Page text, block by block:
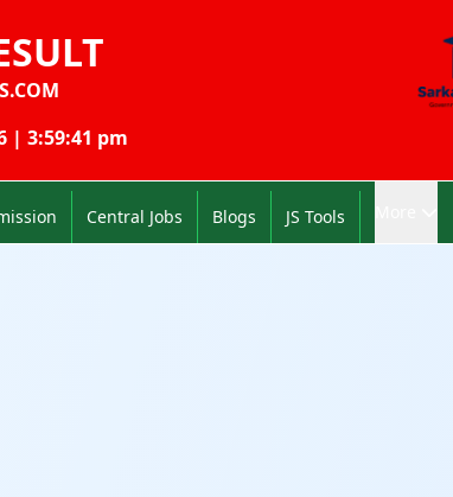
| 3:59:42 pm
Central Jobs Blogs JS Tools